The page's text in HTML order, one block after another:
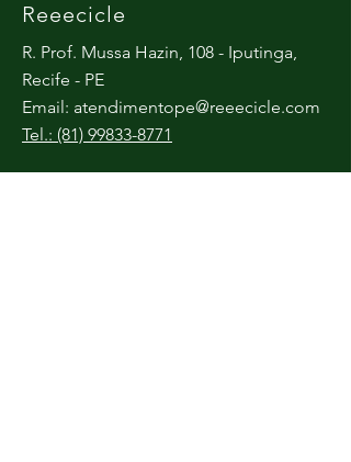
Reeecicle
R. Prof. Mussa Hazin, 108 - Iputinga,
Recife - PE
Email: atendimentope@reeecicle.com
Tel.: (81) 99833-8771